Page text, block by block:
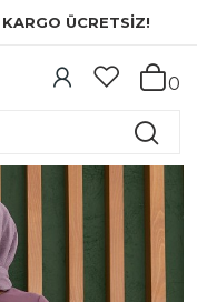
KARGO ÜCRETSİZ!
0